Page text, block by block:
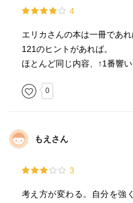
4
エリカさんの本は一冊であ
121のヒントがあれば。
ほとんど同じ内容、↑1番響
0
もえさん
3
考え方が変わる。自分を強